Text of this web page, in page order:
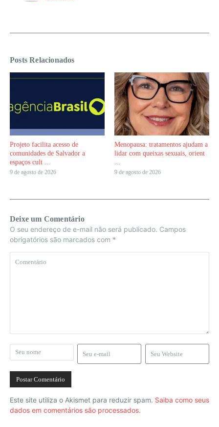
Posts Relacionados
Projeto facilita acesso de
comunidades de Salvador a
espaços cult ...
9 de agosto de 2026
Menopausa: tratamentos ajudam a
lidar com queixas sexuais, orient
9 de agosto de 2026
Deixe um Comentário
O seu endereço de e-mail não será publicado. Campos
obrigatórios são marcados com *
Este site utiliza o Akismet para reduzir spam. Saiba como seus
dados em comentários são processados.